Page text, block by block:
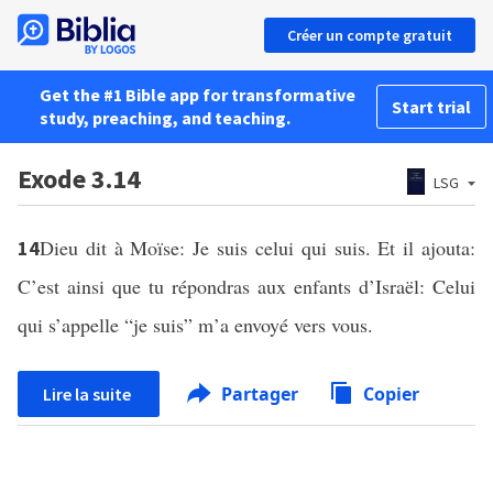
Créer un compte gratuit
Get the #1 Bible app for transformative
study, preaching, and teaching.
Start trial
Exode 3.14 LSG
14Dieu dit à Moïse: Je suis celui qui suis. Et il ajouta:
C’est ainsi que tu répondras aux enfants d’Israël: Celui
qui s’appelle “je suis” m’a envoyé vers vous.
Lire la suite Partager Copier